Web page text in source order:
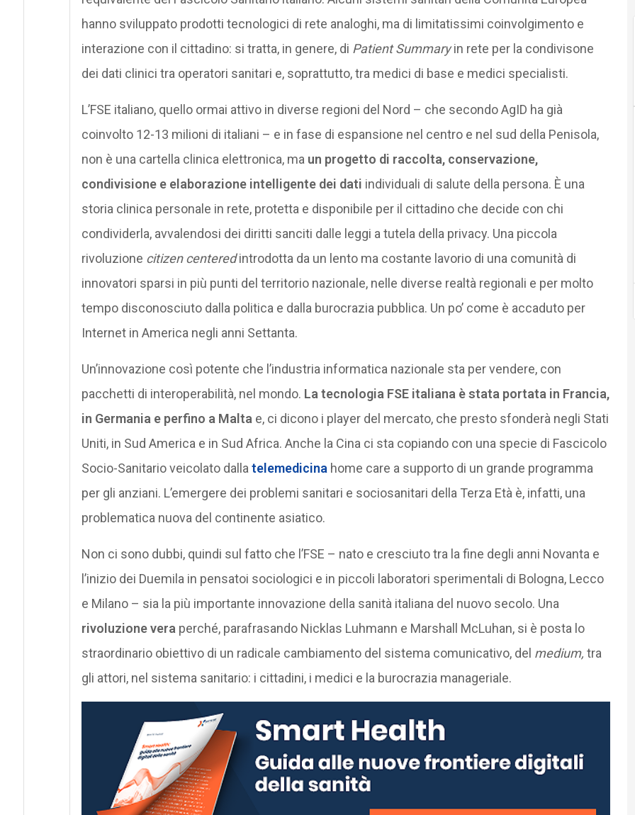
hanno sviluppato prodotti tecnologici di rete analoghi, ma di limitatissimi coinvolgimento e
interazione con il cittadino: si tratta, in genere, di Patient Summaryin rete per la condivisone
dei dati clinici tra operatori sanitari e, soprattutto, tra medici di base e medici specialisti.
L’FSE italiano, quello ormai attivo in diverse regioni del Nord – che secondo AgID ha già
coinvolto 12-13 milioni di italiani – e in fase di espansione nel centro e nel sud della Penisola,
non è una cartella clinica elettronica, ma un progetto di raccolta, conservazione,
condivisione e elaborazione intelligente dei dati individuali di salute della persona. È una
storia clinica personale in rete, protetta e disponibile per il cittadino che decide con chi
condividerla, avvalendosi dei diritti sanciti dalle leggi a tutela della privacy. Una piccola
rivoluzione citizen centeredintrodotta da un lento ma costante lavorio di una comunità di
innovatori sparsi in più punti del territorio nazionale, nelle diverse realtà regionali e per molto
tempo disconosciuto dalla politica e dalla burocrazia pubblica. Un po’ come è accaduto per
Internet in America negli anni Settanta.
Un’innovazione così potente che l’industria informatica nazionale sta per vendere, con
pacchetti di interoperabilità, nel mondo. La tecnologia FSE italiana è stata portata in Francia,
in Germania e perfino a Malta e, ci dicono i player del mercato, che presto sfonderà negli Stati
Uniti, in Sud America e in Sud Africa. Anche la Cina ci sta copiando con una specie di Fascicolo
Socio-Sanitario veicolato dalla telemedicina home care a supporto di un grande programma
per gli anziani. L’emergere dei problemi sanitari e sociosanitari della Terza Età è, infatti, una
problematica nuova del continente asiatico.
Non ci sono dubbi, quindi sul fatto che l’FSE – nato e cresciuto tra la fine degli anni Novanta e
l’inizio dei Duemila in pensatoi sociologici e in piccoli laboratori sperimentali di Bologna, Lecco
e Milano – sia la più importante innovazione della sanità italiana del nuovo secolo. Una
rivoluzione vera perché, parafrasando Nicklas Luhmann e Marshall McLuhan, si è posta lo
straordinario obiettivo di un radicale cambiamento del sistema comunicativo, del medium, tra
gli attori, nel sistema sanitario: i cittadini, i medici e la burocrazia manageriale.